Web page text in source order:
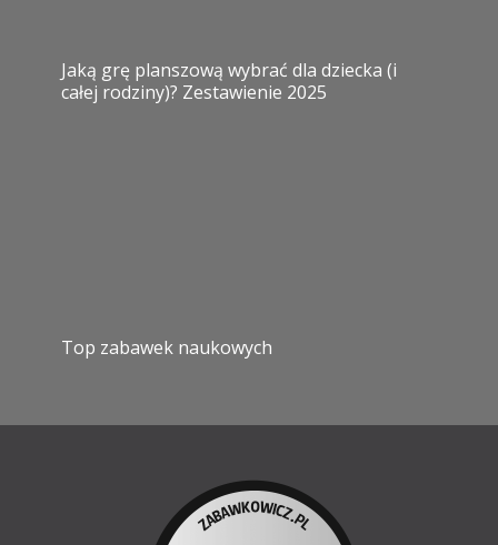
Jaką grę planszową wybrać dla dziecka (i
całej rodziny)? Zestawienie 2025
Top zabawek naukowych